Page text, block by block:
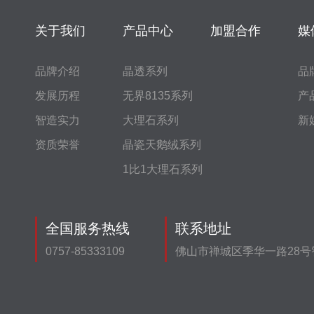
关于我们
品牌介绍
发展历程
智造实力
资质荣誉
产品中心
晶透系列
无界8135系列
大理石系列
晶瓷天鹅绒系列
1比1大理石系列
加盟合作 媒
品
产
新
全国服务热线
0757-85333109
联系地址
佛山市禅城区季华一路28